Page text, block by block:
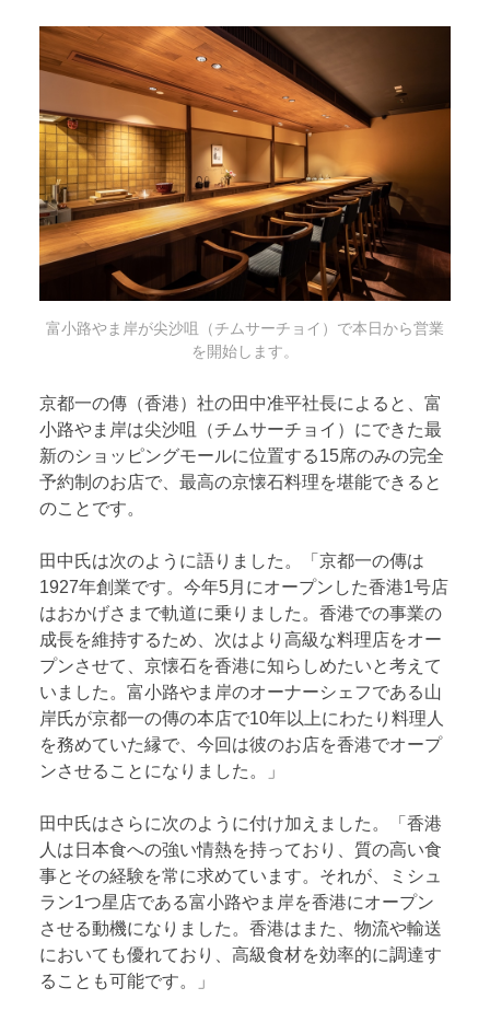
富小路やま岸が尖沙咀（チムサーチョイ）で本日から営業
を開始します。
京都一の傳（香港）社の田中准平社長によると、富
小路やま岸は尖沙咀（チムサーチョイ）にできた最
新のショッピングモールに位置する15席のみの完全
予約制のお店で、最高の京懐石料理を堪能できると
のことです。
田中氏は次のように語りました。「京都一の傳は
1927年創業です。今年5月にオープンした香港1号店
はおかげさまで軌道に乗りました。香港での事業の
成長を維持するため、次はより高級な料理店をオー
プンさせて、京懐石を香港に知らしめたいと考えて
いました。富小路やま岸のオーナーシェフである山
岸氏が京都一の傳の本店で10年以上にわたり料理人
を務めていた縁で、今回は彼のお店を香港でオープ
ンさせることになりました。」
田中氏はさらに次のように付け加えました。「香港
人は日本食への強い情熱を持っており、質の高い食
事とその経験を常に求めています。それが、ミシュ
ラン1つ星店である富小路やま岸を香港にオープン
させる動機になりました。香港はまた、物流や輸送
においても優れており、高級食材を効率的に調達す
ることも可能です。」